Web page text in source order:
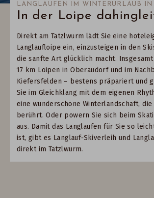
LANGLAUFEN IM WINTERURLAUB IN
In der Loipe
Direkt am Tatzlwurm lädt Sie eine
Langlaufloipe ein, einzusteigen in den
die sanfte Art glücklich macht.
17 km Loipen in Oberaudorf und im
Kiefersfelden – bestens präpariert und
Sie im Gleichklang mit dem eigenen
eine wunderschöne Winterlandschaft, die
berührt. Oder powern Sie sich beim
aus. Damit das Langlaufen für Sie so
ist, gibt es Langlauf-Skiverleih und
direkt im Tatzlwurm.